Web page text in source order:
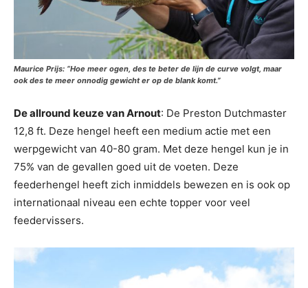
Maurice Prijs: “Hoe meer ogen, des te beter de lijn de curve volgt, maar
ook des te meer onnodig gewicht er op de blank komt.”
De allround keuze van Arnout: De Preston Dutchmaster
12,8 ft. Deze hengel heeft een medium actie met een
werpgewicht van 40-80 gram. Met deze hengel kun je in
75% van de gevallen goed uit de voeten. Deze
feederhengel heeft zich inmiddels bewezen en is ook op
internationaal niveau een echte topper voor veel
feedervissers.